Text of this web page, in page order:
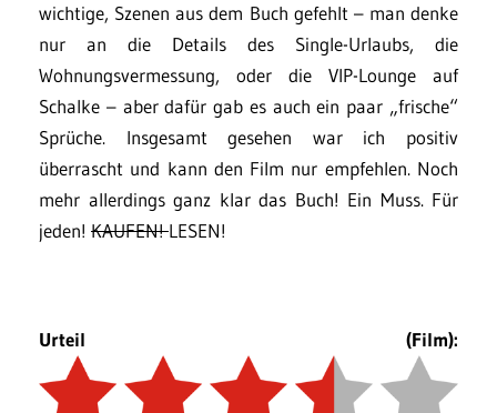
wichtige, Szenen aus dem Buch gefehlt – man denke
nur an die Details des Single-Urlaubs, die
Wohnungsvermessung, oder die VIP-Lounge auf
Schalke – aber dafür gab es auch ein paar „frische“
Sprüche. Insgesamt gesehen war ich positiv
überrascht und kann den Film nur empfehlen. Noch
mehr allerdings ganz klar das Buch! Ein Muss. Für
jeden! KAUFEN!LESEN!
Urteil (Film):